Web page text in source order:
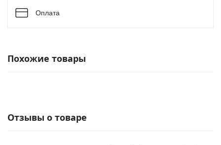
Оплата
Похожие товары
Отзывы о товаре